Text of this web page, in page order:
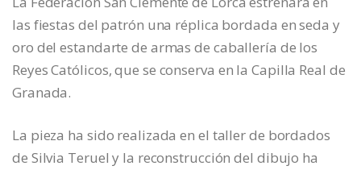
las fiestas del patrón una réplica bordada en seda y
oro del estandarte de armas de caballería de los
Reyes Católicos, que se conserva en la Capilla Real de
Granada.
La pieza ha sido realizada en el taller de bordados
de Silvia Teruel y la reconstrucción del dibujo ha